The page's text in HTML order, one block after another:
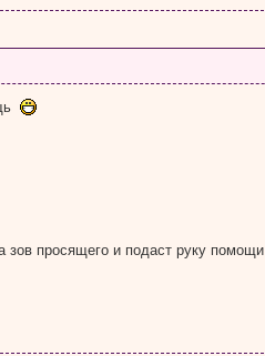
зов просящего и подаст руку помощи